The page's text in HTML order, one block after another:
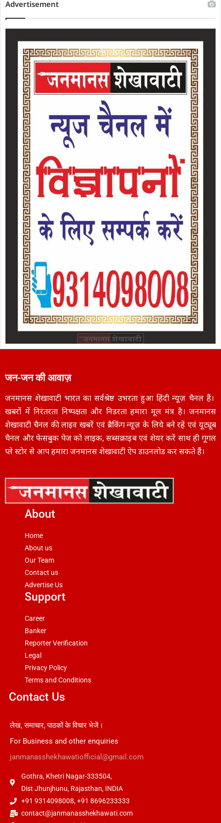
Advertisement
जन-जन की आवाज़
जनमानस शेखावाटी भारत का सर्वश्रेष्ठ उभरता हुआ हिंदी न्यूज़ चैनल हैं।
खबरों में निरंतरता निष्पक्षता और निडरता हमारा मूल मंत्र है। जनमानस
शेखावाटी चैनल की लाइव खबरें एवं ब्रैकिंग न्यूज़ के लिये बने रहें एवं यूट्यूब
चैनल और फेसबुक पेज को लाइक, सब्सक्राइब एवं शेयर करें साथ ही गूगल
प्ले स्टोर से आप हमारा जनमानस शेखावाटी ऐप डाउनलोड कर सकते हैं।
About
Home
About us
Our Team
Contact us
Advertise Us
Support
Career
Banker
Reporter Verification
Legal
Privacy Policy
Terms and Conditions
Contact Us
लेख, समाचार, पाठकों के विचार भेजें।
For Business and other enquiries
janmanasshekhawatiofficial@gmail.com
Gothra, Khetri Nagar-333504,
Dist Jhunjhunu, Rajasthan, INDIA
+91 9314098008, +91 8696233333
contact@janmanasshekhawati.com